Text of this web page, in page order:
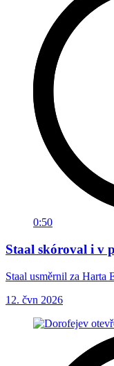
0:50
Staal skóroval i v
Staal usměrnil za Harta
12. čvn 2026